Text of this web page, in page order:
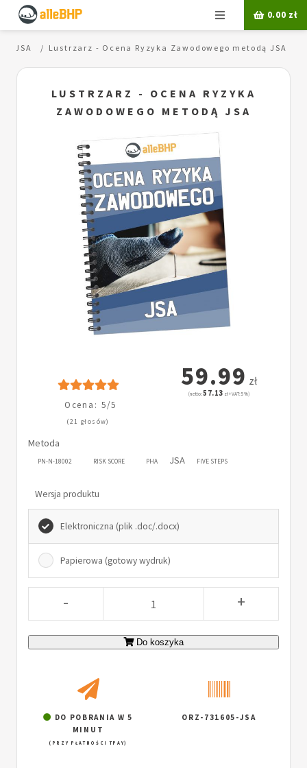
Menu 0.00 zł
JSA Lustrzarz - Ocena Ryzyka Zawodowego metodą JSA
LUSTRZARZ - OCENA RYZYKA
ZAWODOWEGO METODĄ JSA
Ocena: 5/5
(21 głosów)
59.99 zł
(netto:57.13 zł + VAT: 5%)
Metoda
PN-N-18002 RISK SCORE PHA JSA FIVE STEPS
Wersja produktu
Elektroniczna (plik .doc/.docx)
Papierowa (gotowy wydruk)
- +
Do koszyka
DO POBRANIA W 5
MINUT
(PRZY PŁATNOŚCI TPAY)
ORZ-731605-JSA